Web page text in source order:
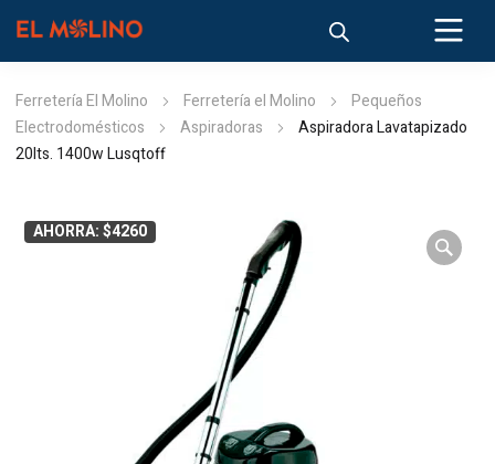
Ferretería El Molino Ferretería el Molino
Pequeños
Electrodomésticos
Aspiradoras
Aspiradora Lavatapizado
20lts. 1400w Lusqtoff
AHORRA: $4260